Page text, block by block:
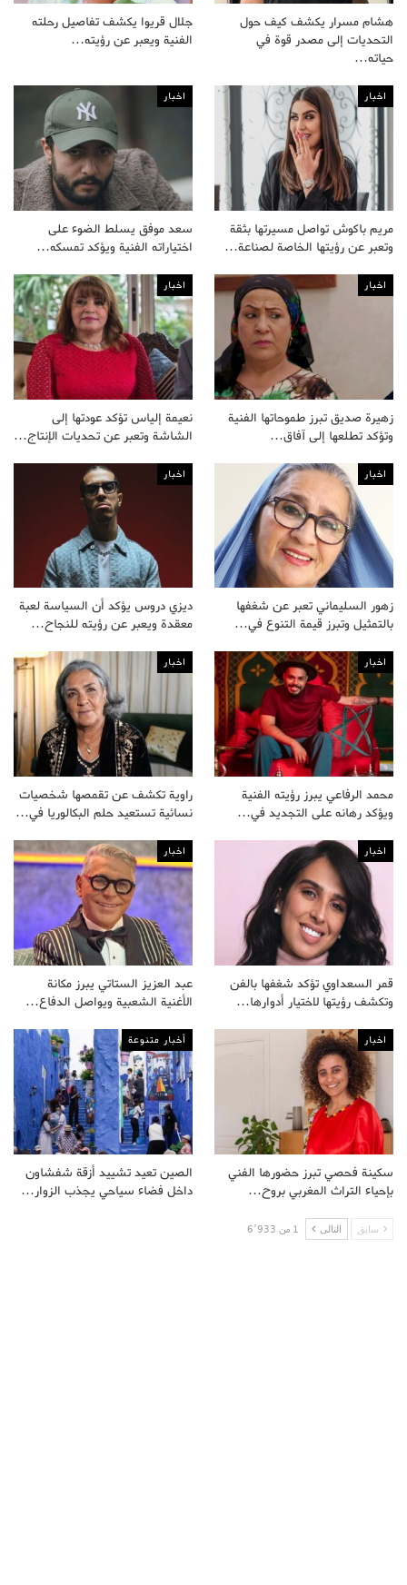
هشام مسرار يكشف كيف حول
التحديات إلى مصدر قوة في
حياته…
جلال قريوا يكشف تفاصيل رحلته
الفنية ويعبر عن رؤيته…
اخبار
مريم باكوش تواصل مسيرتها بثقة
وتعبر عن رؤيتها الخاصة لصناعة…
اخبار
سعد موفق يسلط الضوء على
اختياراته الفنية ويؤكد تمسكه…
اخبار
زهيرة صديق تبرز طموحاتها الفنية
وتؤكد تطلعها إلى آفاق…
اخبار
نعيمة إلياس تؤكد عودتها إلى
الشاشة وتعبر عن تحديات الإنتاج…
اخبار
زهور السليماني تعبر عن شغفها
بالتمثيل وتبرز قيمة التنوع في…
اخبار
ديزي دروس يؤكد أن السياسة لعبة
معقدة ويعبر عن رؤيته للنجاح…
اخبار
محمد الرفاعي يبرز رؤيته الفنية
ويؤكد رهانه على التجديد في…
اخبار
راوية تكشف عن تقمصها شخصيات
نسائية تستعيد حلم البكالوريا في…
اخبار
قمر السعداوي تؤكد شغفها بالفن
وتكشف رؤيتها لاختيار أدوارها…
اخبار
عبد العزيز الستاتي يبرز مكانة
الأغنية الشعبية ويواصل الدفاع…
اخبار
سكينة فحصي تبرز حضورها الفني
بإحياء التراث المغربي بروح…
أخبار متنوعة
الصين تعيد تشييد أزقة شفشاون
داخل فضاء سياحي يجذب الزوار…
سابق التالى 1 من 6٬933